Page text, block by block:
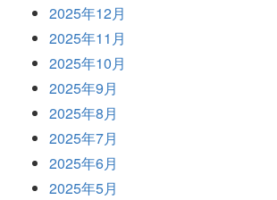
2025年12月
2025年11月
2025年10月
2025年9月
2025年8月
2025年7月
2025年6月
2025年5月